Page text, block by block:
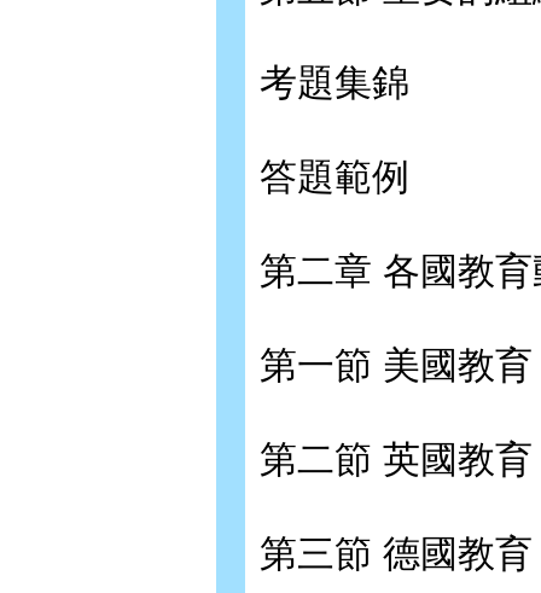
考題集錦
答題範例
第二章 各國教
第一節 美國教育
第二節 英國教育
第三節 德國教育